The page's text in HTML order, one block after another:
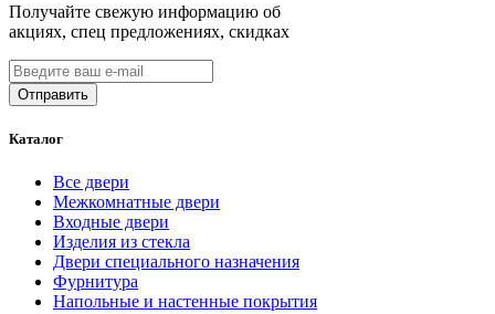
Получайте свежую информацию об
акциях, спец предложениях, скидках
Каталог
Все двери
Межкомнатные двери
Входные двери
Изделия из стекла
Двери специального назначения
Фурнитура
Напольные и настенные покрытия